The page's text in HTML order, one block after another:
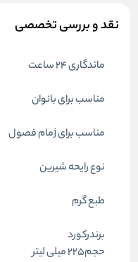
نقد و بررسی تخصصی
ماندگاری 24 ساعت
مناسب برای بانوان
مناسب برای jمام فصول
نوع رایحه شیرین
طبع گرم
برندرکورد
حجم225 میلی لیتر